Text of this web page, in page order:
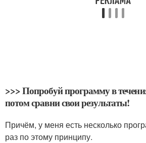
>>> Попробуй программу в
потом сравни свои результаты!
Причём, у меня есть несколько
раз по этому принципу.